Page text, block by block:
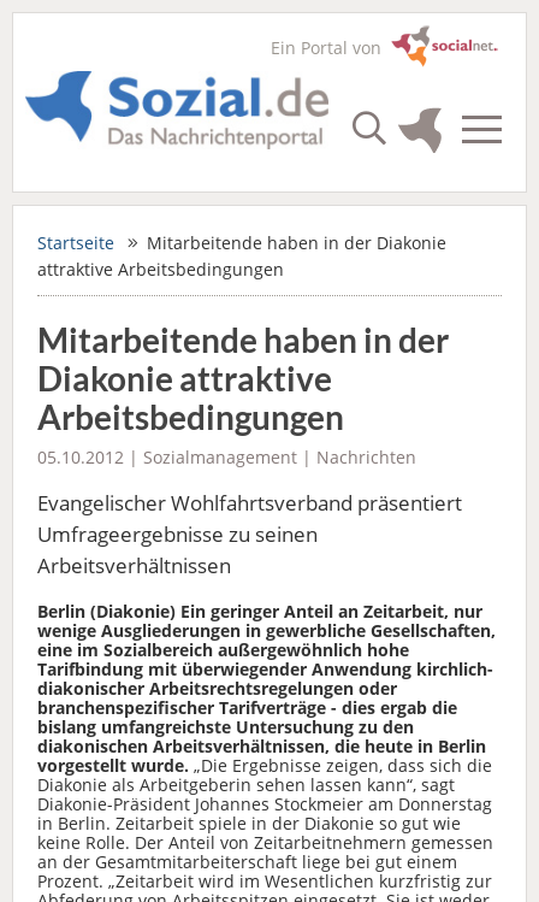
Ein Portal von
Startseite
Mitarbeitende haben in der Diakonie
attraktive Arbeitsbedingungen
Mitarbeitende haben in der
Diakonie attraktive
Arbeitsbedingungen
05.10.2012 | Sozialmanagement | Nachrichten
Evangelischer Wohlfahrtsverband präsentiert
Umfrageergebnisse zu seinen
Arbeitsverhältnissen
Berlin (Diakonie) Ein geringer Anteil an Zeitarbeit, nur
wenige Ausgliederungen in gewerbliche Gesellschaften,
eine im Sozialbereich außergewöhnlich hohe
Tarifbindung mit überwiegender Anwendung kirchlich-
diakonischer Arbeitsrechtsregelungen oder
branchenspezifischer Tarifverträge - dies ergab die
bislang umfangreichste Untersuchung zu den
diakonischen Arbeitsverhältnissen, die heute in Berlin
vorgestellt wurde. „Die Ergebnisse zeigen, dass sich die
Diakonie als Arbeitgeberin sehen lassen kann“, sagt
Diakonie-Präsident Johannes Stockmeier am Donnerstag
in Berlin. Zeitarbeit spiele in der Diakonie so gut wie
keine Rolle. Der Anteil von Zeitarbeitnehmern gemessen
an der Gesamtmitarbeiterschaft liege bei gut einem
Prozent. „Zeitarbeit wird im Wesentlichen kurzfristig zur